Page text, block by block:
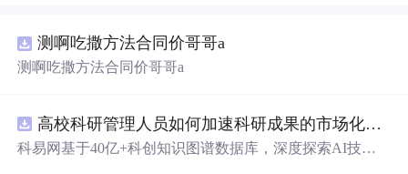
测啊吃撒方法合同价哥哥a
测啊吃撒方法合同价哥哥a
高校科研管理人员如何加速科研成果的市场化转化？.docx
科易网基于40亿+科创知识图谱数据库，深度探索AI技术